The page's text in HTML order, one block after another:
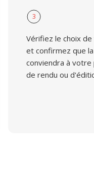
3
Vérifiez le choix
et confirmez que
conviendra à votre
de rendu ou